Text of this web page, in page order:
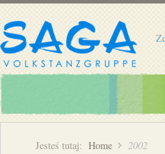
Jesteś tutaj: Home 2002